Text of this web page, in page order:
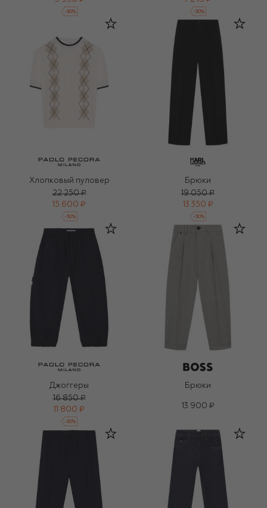
-30% -30%
Хлопковый пуловер
22 250 ₽
15 600 ₽
-30%
Брюки
19 050 ₽
13 350 ₽
-30%
Джоггеры
16 850 ₽
11 800 ₽
-30%
Брюки
13 900 ₽